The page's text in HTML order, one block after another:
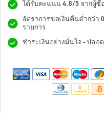
ได้รับคะแนน 4.8/5 จากผู้
อัตราการขอเงินคืนต่ำกว่า
รายการ
ชำระเงินอย่างมั่นใจ - ปล